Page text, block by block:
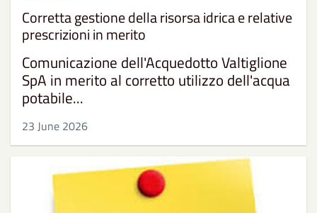
Corretta gestione della risorsa idrica e relative
prescrizioni in merito
Comunicazione dell'Acquedotto Valtiglione
SpA in merito al corretto utilizzo dell'acqua
potabile...
23 June 2026